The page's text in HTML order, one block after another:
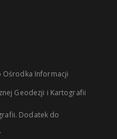
Ośrodka Informacji
Geodezji i Kartografii
Dodatek do